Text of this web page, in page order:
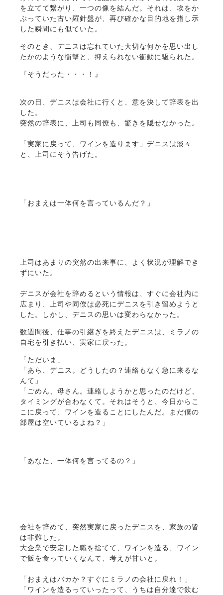
を立てて繋がり、一つの像を結んだ。それは、埃をか
ぶっていた古い羅針盤が、再び確かな目的地を指し示
した瞬間にも似ていた。
そのとき、デニスは忘れていた大切な何かを思い出し
たかのような衝撃と、抑えられない衝動に駆られた。
『そうだった・・・！』
次の日、デニスは会社に行くと、意を決して辞表を出
した。
突然の辞表に、上司も同僚も、驚きを隠せなかった。
「実家に戻って、ワインを造ります」デニスは淡々
と、上司にそう告げた。
「おまえは一体何を言っているんだ？」
上司はあまりの突然の出来事に、よく状況が理解でき
ずにいた。
デニスが会社を辞めるという情報は、すぐに会社内に
広まり、上司や同僚は必死にデニスを引き留めようと
した。しかし、デニスの思いは変わらなかった。
数週間後、仕事の引継ぎを終えたデニスは、ミラノの
自宅を引き払い、実家に戻った。
「ただいま」
「あら、デニス。どうしたの？連絡もなく急に来るな
んて」
「ごめん、母さん。連絡しようかと思ったのだけど、
タイミングが合わなくて。それはそうと、今日からこ
こに戻って、ワインを造ることにしたんだ。まだ僕の
部屋は空いているよね？」
「あなた、一体何を言ってるの？」
会社を辞めて、突然実家に戻ったデニスを、家族の皆
は非難した。
大企業で安定した職を捨てて、ワインを造る、ワイン
で飯を食っていくなんて、考えが甘いと。
「おまえはバカか？すぐにミラノの会社に戻れ！」
「ワインを造るっていったって、うちは自分達で飲む